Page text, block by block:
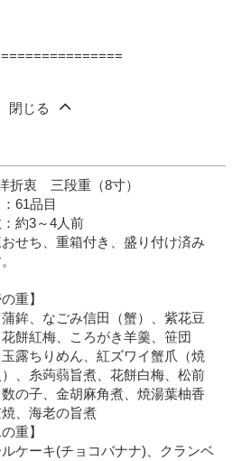
閉じる
折衷 三段重（8寸）
61品目
：約3～4人前
せち、重箱付き、盛り付け済み
の重】
鉾、なごみ信田（蟹）、紫花豆
餅紅梅、ころがき羊羹、笹団
露ちりめん、紅ズワイ蟹爪（焼
）、糸蒟蒻旨煮、花餅白梅、松前
の子、金胡麻角煮、焼湯葉柚香
、海老の旨煮
の重】
ルケーキ(チョコバナナ)、クランベ